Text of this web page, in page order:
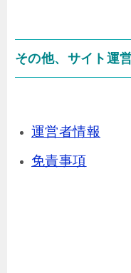
その他、サイト運
運営者情報
免責事項